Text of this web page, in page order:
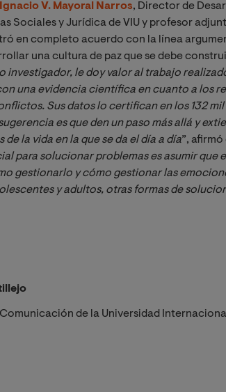
V. Mayoral Narros, Director de
Sociales y Jurídica de VIU y profesor
en completo acuerdo con la línea
una cultura de paz que se debe
investigador, le doy valor al trabajo
una evidencia científica en cuanto a los
Sus datos lo certifican en los 132
es que den un paso más allá y
de la vida en la que se da el día a día”,
para solucionar problemas es asumir que
gestionarlo y cómo gestionar las
y adultos, otras formas de
de la Universidad